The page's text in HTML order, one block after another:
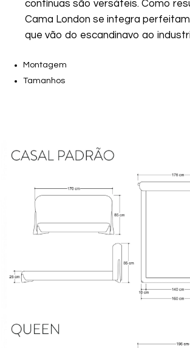
contínuas são versáteis. Como
Cama London se integra
que vão do escandinavo ao
Montagem
Tamanhos